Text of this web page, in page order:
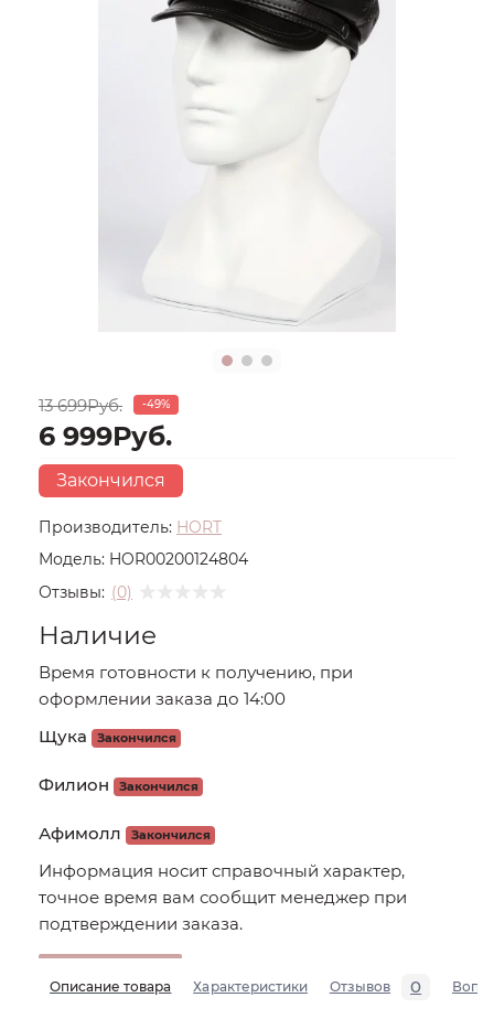
Производитель: HORT
Модель: HOR00200124804
Отзывы: (0)
13 699Руб. -49%
6 999Руб.
Закончился
Наличие
Время готовности к получению, при
оформлении заказа до 14:00
Щука
Закончился
Филион Закончился
Афимолл Закончился
Информация носит справочный характер,
точное время вам сообщит менеджер при
подтверждении заказа.
Описание товара Характеристики Отзывов 0